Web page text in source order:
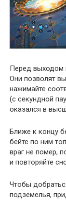
Перед выходом
Они позволят
нажимайте
(с секундной
оказался в
Ближе к концу
бейте по ним
враг не помер,
и повторяйте
Чтобы
подземелья,